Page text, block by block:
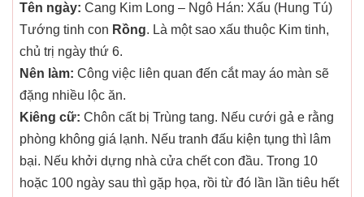
Tên ngày: Cang Kim Long – Ngô Hán: Xấu (Hung Tú)
Tướng tinh con Rồng. Là một sao xấu thuộc Kim tinh,
chủ trị ngày thứ 6.
Nên làm: Công việc liên quan đến cắt may áo màn sẽ
đặng nhiều lộc ăn.
Kiêng cữ: Chôn cất bị Trùng tang. Nếu cưới gả e rằng
phòng không giá lạnh. Nếu tranh đấu kiện tụng thì lâm
bại. Nếu khởi dựng nhà cửa chết con đầu. Trong 10
hoặc 100 ngày sau thì gặp họa, rồi từ đó lần lần tiêu hết